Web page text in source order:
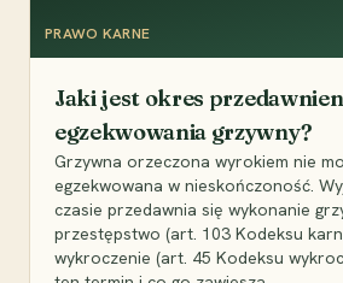
PRAWO KARNE
Jaki jest okres
egzekwowania grzywny?
Grzywna orzeczona wyrokiem nie
egzekwowana w nieskończoność.
czasie przedawnia się wykonanie
przestępstwo (art. 103 Kodeksu
wykroczenie (art. 45 Kodeksu